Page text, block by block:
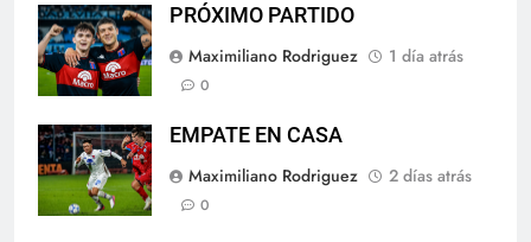
PRÓXIMO PARTIDO
Maximiliano Rodriguez
1 día atrás
0
EMPATE EN CASA
Maximiliano Rodriguez
2 días atrás
0